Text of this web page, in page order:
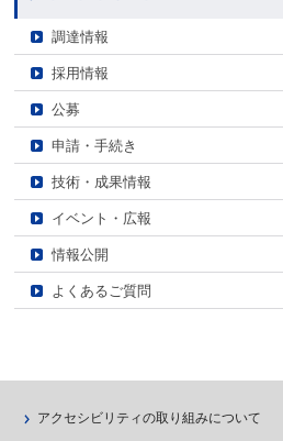
調達情報
採用情報
公募
申請・手続き
技術・成果情報
イベント・広報
情報公開
よくあるご質問
アクセシビリティの取り組みについて